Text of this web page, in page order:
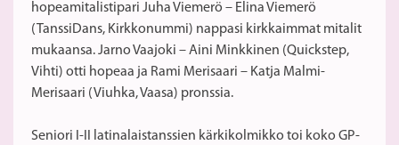
hopeamitalistipari Juha Viemerö – Elina Viemerö
(TanssiDans, Kirkkonummi) nappasi kirkkaimmat mitalit
mukaansa. Jarno Vaajoki – Aini Minkkinen (Quickstep,
Vihti) otti hopeaa ja Rami Merisaari – Katja Malmi-
Merisaari (Viuhka, Vaasa) pronssia.
Seniori I-II latinalaistanssien kärkikolmikko toi koko GP-